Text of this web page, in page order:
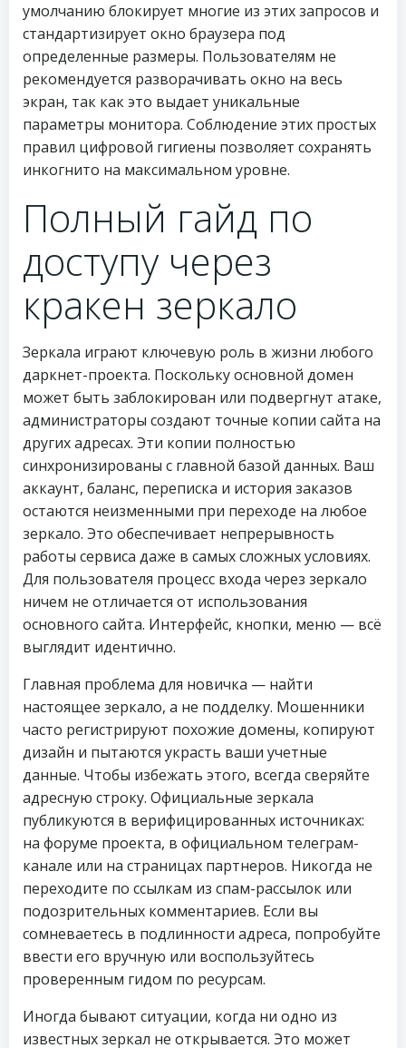
умолчанию блокирует многие из этих запросов и
стандартизирует окно браузера под
определенные размеры. Пользователям не
рекомендуется разворачивать окно на весь
экран, так как это выдает уникальные
параметры монитора. Соблюдение этих простых
правил цифровой гигиены позволяет сохранять
инкогнито на максимальном уровне.
Полный гайд по
доступу через
кракен зеркало
Зеркала играют ключевую роль в жизни любого
даркнет-проекта. Поскольку основной домен
может быть заблокирован или подвергнут атаке,
администраторы создают точные копии сайта на
других адресах. Эти копии полностью
синхронизированы с главной базой данных. Ваш
аккаунт, баланс, переписка и история заказов
остаются неизменными при переходе на любое
зеркало. Это обеспечивает непрерывность
работы сервиса даже в самых сложных условиях.
Для пользователя процесс входа через зеркало
ничем не отличается от использования
основного сайта. Интерфейс, кнопки, меню — всё
выглядит идентично.
Главная проблема для новичка — найти
настоящее зеркало, а не подделку. Мошенники
часто регистрируют похожие домены, копируют
дизайн и пытаются украсть ваши учетные
данные. Чтобы избежать этого, всегда сверяйте
адресную строку. Официальные зеркала
публикуются в верифицированных источниках:
на форуме проекта, в официальном телеграм-
канале или на страницах партнеров. Никогда не
переходите по ссылкам из спам-рассылок или
подозрительных комментариев. Если вы
сомневаетесь в подлинности адреса, попробуйте
ввести его вручную или воспользуйтесь
проверенным гидом по ресурсам.
Иногда бывают ситуации, когда ни одно из
известных зеркал не открывается. Это может